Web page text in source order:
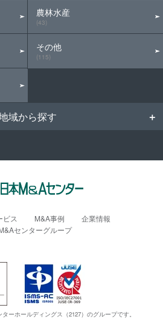
農林水産
(43)
その他
(115)
域から探す
ビス M&A事例
企業情報
センターグループ
ーホールディングス（2127）のグループです。